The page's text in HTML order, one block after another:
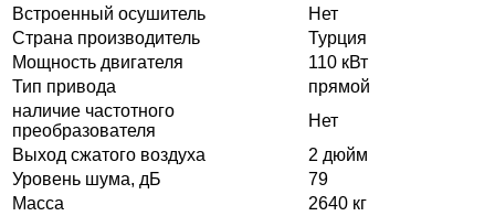
Встроенный осушитель
Нет
Страна производитель
Турция
Мощность двигателя
110 кВт
Тип привода
прямой
наличие частотного
преобразователя
Нет
Выход сжатого воздуха
2 дюйм
Уровень шума, дБ
79
Масса
2640 кг